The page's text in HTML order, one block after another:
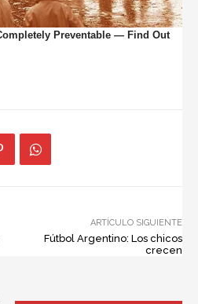
ARTÍCULO SIGUIENTE
Fútbol Argentino: Los chicos
crecen